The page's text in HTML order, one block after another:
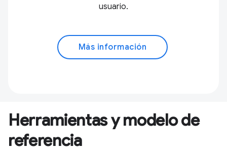
usuario.
Más información
Herramientas y modelo de
referencia